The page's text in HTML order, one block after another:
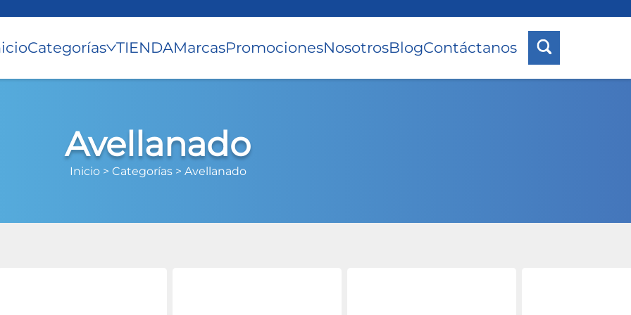
Categorías TIENDAMarcasPromocionesNosotrosBlogContáctanos
Avellanado
Inicio > Categorías > Avellanado